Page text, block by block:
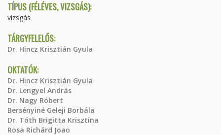
TÍPUS (FÉLÉVES, VIZSGÁS):
vizsgás
TÁRGYFELELŐS:
Dr. Hincz Krisztián Gyula
OKTATÓK:
Dr. Hincz Krisztián Gyula
Dr. Lengyel András
Dr. Nagy Róbert
Bersényiné Geleji Borbála
Dr. Tóth Brigitta Krisztina
Rosa Richárd Joao